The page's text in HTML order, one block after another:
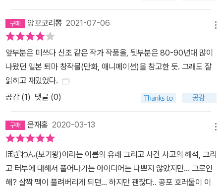
심사위원만장일치, #미야베미유키, #아야쓰지유키토, #기시유스케,
#극한의공포, #온다영화, #나카시마데쓰야감독, #납치, #유괴, #두
려움, #공포, #즈우노메인형, #시시리바의집, #나도라키의목
앙꼬코리뽕 2021-07-06
앞부분은 미쓰다 신조 같은 작가 작품을, 뒷부분은 80-90년대 많이
나왔던 일본 퇴마 창작물(만화, 애니메이션)을 참고한 듯. 그래도 잘
읽히고 재밌었다.
공감 (1) 댓글 (0)
윤재홍 2020-03-13
ぼぎわん(보기왕)이라는 이름의 유래 그리고 사건 사고의 해석, 그리
고 터부에 대해서 풀어나가는 아이디어는 나쁘지 않았지만... 그로인
해? 살짝 맥이 풀려버리게 되던... 하지만 괜찮다.. 공포 호러물이 이